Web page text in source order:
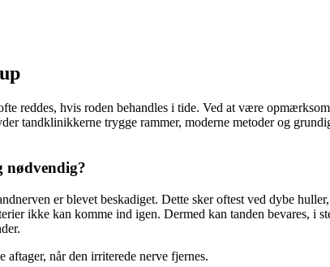
reddes, hvis roden behandles i tide. Ved at være
tandklinikkerne trygge rammer, moderne metoder og
nødvendig?
er blevet beskadiget. Dette sker oftest ved dybe
ikke kan komme ind igen. Dermed kan tanden
aftager, når den irriterede nerve fjernes.